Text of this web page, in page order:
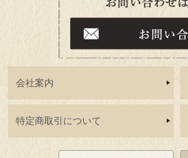
会社案内
特定商取引について